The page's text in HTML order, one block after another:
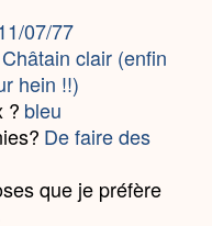
07/77
Châtain clair (enfin
hein !!)
? bleu
De faire des
que je préfère